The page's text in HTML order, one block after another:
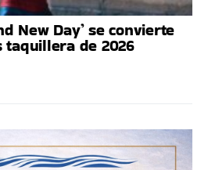
New Day’ se convierte
de 2026